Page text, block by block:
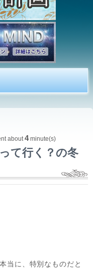
て行く？の冬
about4minute(s)
当に、特別なものだと